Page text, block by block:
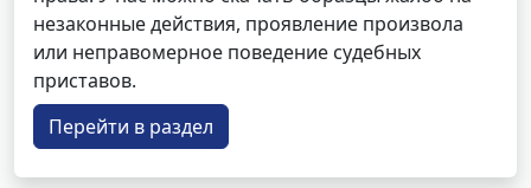
незаконные действия, проявление произвола
или неправомерное поведение судебных
приставов.
Перейти в раздел